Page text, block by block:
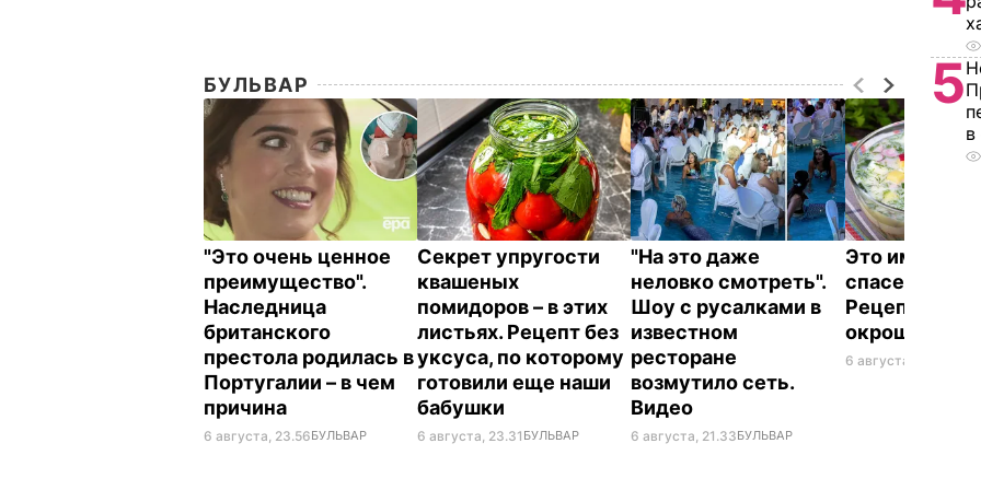
БУЛЬВАР
"Это очень ценное
преимущество".
Наследница
британского
престола родилась в
Португалии – в чем
причина
6 августа, 23.56БУЛЬВАР
Секрет упругости
квашеных
помидоров – в этих
листьях. Рецепт без
уксуса, по которому
готовили еще наши
бабушки
6 августа, 23.31 БУЛЬВАР
"На это даже
неловко смотреть".
Шоу с русалками в
известном
ресторане
возмутило сеть.
Видео
6 августа, 21.33БУЛЬВАР
Это именно
спасет в жару.
Рецепт
окрошки
6 августа, 18.21
5
в